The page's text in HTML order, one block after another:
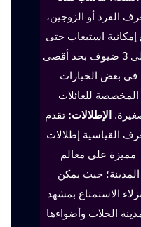
الفرد أو الزوجين،
إمكانية استيعاب حتى
2 إلى 3 ضيوف بحد أقصى
في بعض الخيارات
المخصصة للعائلات
الإطلالات: تقدم
القياسية إطلالات
مميزة على معالم
المدينة؛ حيث يمكن
الاستمتاع بمشهد
الخلاب وأضواءها